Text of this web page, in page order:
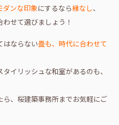
ダンな印象にするなら縁なし、
せて選びましょう！
はならない畳も、時代に合わせて
イリッシュな和室があるのも、
、桜建築事務所までお気軽にご